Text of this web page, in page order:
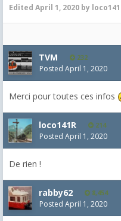
Edited April 1, 2020 by
TVM 232
Posted April 1, 2020
Merci pour toutes ces infos
loco141R 214
Posted April 1, 2020
De rien !
rabby62 8,454
Posted April 1, 2020